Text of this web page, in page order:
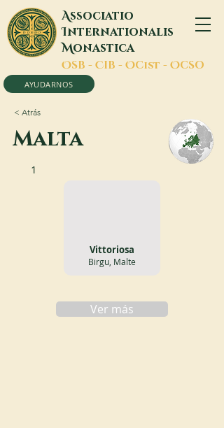
Associatio
Internationalis
Monastica
OSB - CIB - OCist - OCSO
AYUDARNOS
< Atrás
Malta
1
Vittoriosa
Birgu, Malte
Ver más